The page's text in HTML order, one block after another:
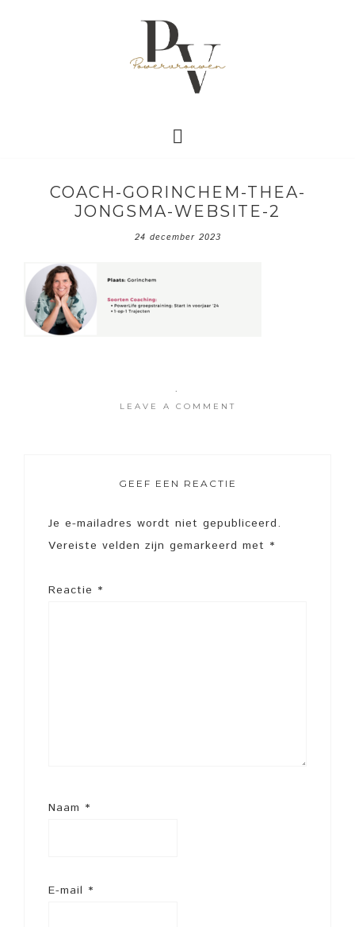
COACH-GORINCHEM-THEA-
JONGSMA-WEBSITE-2
24 december 2023
·
LEAVE A COMMENT
GEEF EEN REACTIE
Je e-mailadres wordt niet gepubliceerd.
Vereiste velden zijn gemarkeerd met *
Reactie *
Naam *
E-mail *